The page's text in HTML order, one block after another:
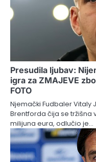
Presudila ljubav:
igra za ZMAJEVE
FOTO
Njemački Fudbaler Vitaly
Brentforda čija se tržišna
milijuna eura, odlučio je…